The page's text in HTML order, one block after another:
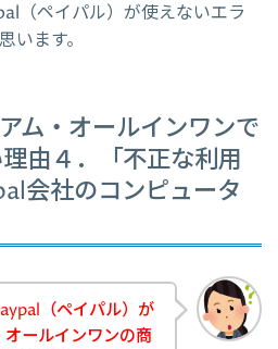
（ペイパル）が使えないエラ
います。
ム・オールインワンで
由４．「不正な利用
会社のコンピュータ
（ペイパル）が
ールインワンの商